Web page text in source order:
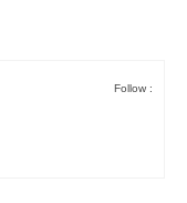
Follow :